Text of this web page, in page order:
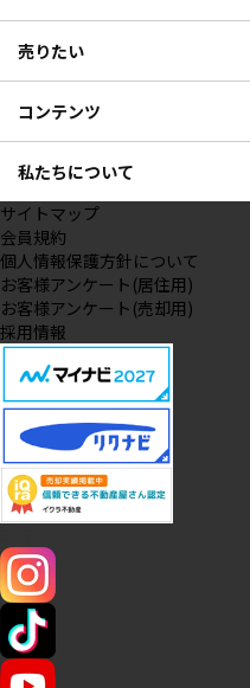
売りたい
コンテンツ
私たちについて
サイトマップ
会員規約
個人情報保護方針について
お客様アンケート(居住用)
お客様アンケート(売却用)
採用情報